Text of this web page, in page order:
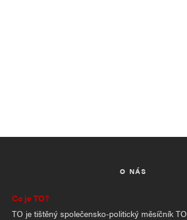
O NÁS
Co je TO?
TO je tištěný společensko-politický měsíčník TO